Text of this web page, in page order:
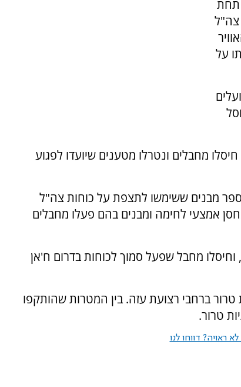
7 הפועלים תחת
צה"ל
על
כוחות אוגדה 98 הפועלים
ואתמול חיסלו מחבלים ונטרלו מטענים שיועדו לפגוע
תקפו מספר מבנים ששימשו לתצפת על כוחות צה"ל
אמצעי לחימה ומבנים בהם פעלו מחבלים
עזה, וחיסלו מחבל שפעל סמוך לכוחות בדרום ח'אן
חיל האוויר תקף יותר מ-140 מטרות טרור ברחבי רצועת עזה. בין המטרות שהותקפו
טרור.
ראויה? דווחו לנו